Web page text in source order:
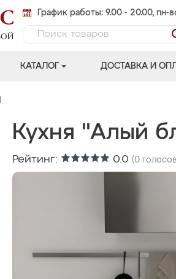
График работы: 9.00 - 20.00, пн-
КАТАЛОГ ДОСТАВКА И
Кухня "Алый
Рейтинг: 0.0 (0